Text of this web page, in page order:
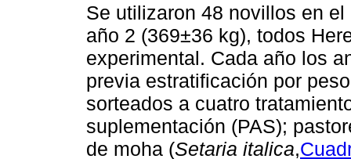
Se utilizaron 48 novillos en
año 2 (369±36 kg), todos
experimental. Cada año los
previa estratificación por
sorteados a cuatro
suplementación (PAS);
de moha (Setaria italica,